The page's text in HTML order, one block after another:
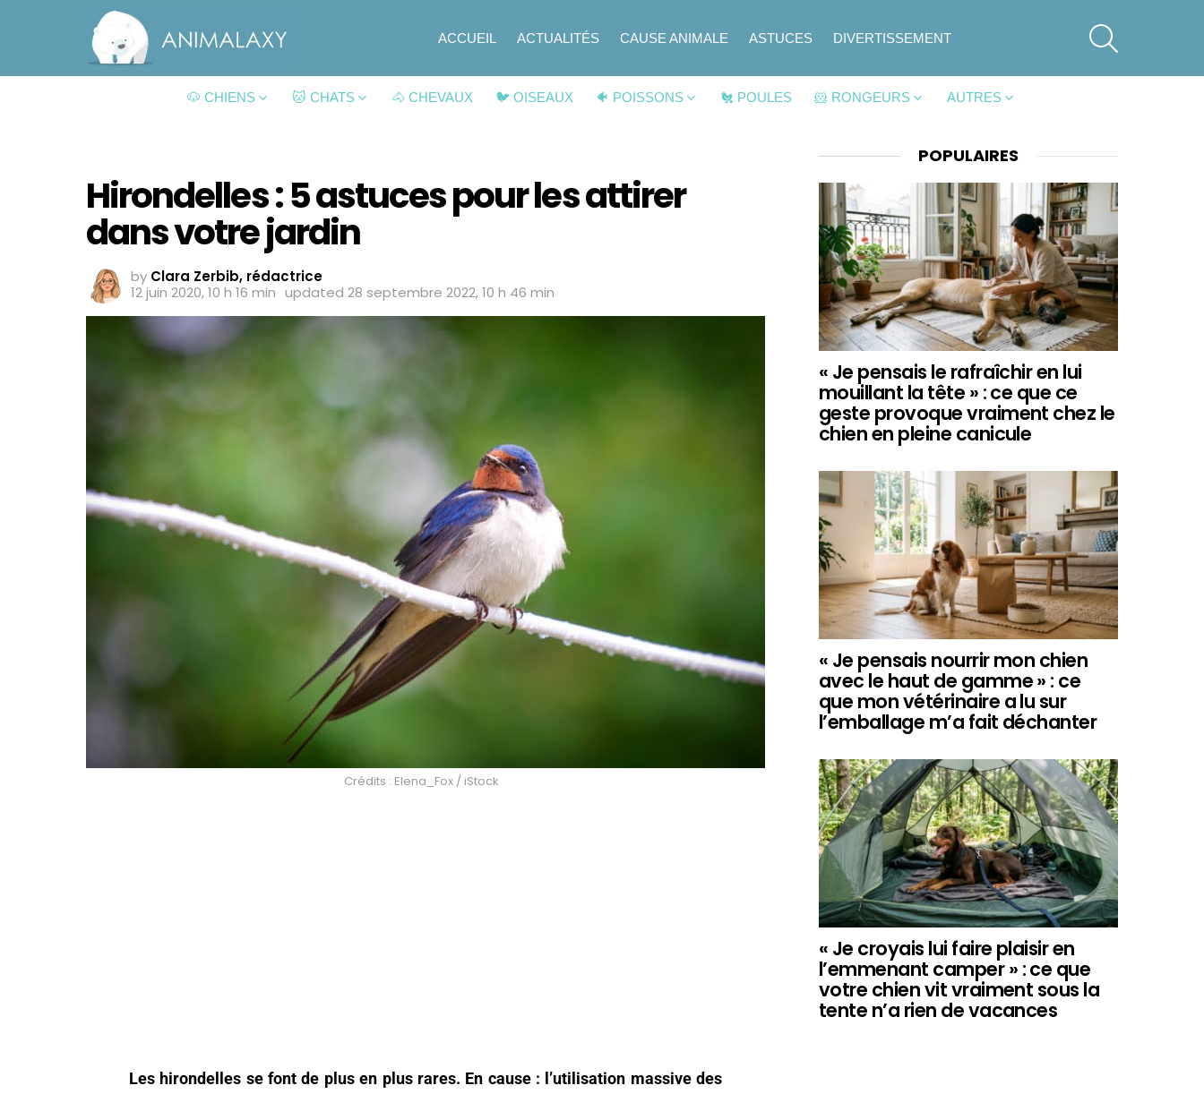
ACCUEIL ACTUALITÉS CAUSE ANIMALE ASTUCES DIVERTISSEMENT
🐶 CHIENS 🐱 CHATS 🐴 CHEVAUX 🐦 OISEAUX 🐠 POISSONS 🐔 POULES 🐹 RONGEURS AUTRES
Hirondelles : 5 astuces pour les attirer
dans votre jardin
by Clara Zerbib, rédactrice
12 juin 2020, 10 h 16 min updated 28 septembre 2022, 10 h 46 min
Crédits : Elena_Fox / iStock
Les hirondelles se font de plus en plus rares. En cause : l’utilisation massive des
POPULAIRES
« Je pensais le rafraîchir en lui
mouillant la tête » : ce que ce
geste provoque vraiment chez le
chien en pleine canicule
« Je pensais nourrir mon chien
avec le haut de gamme » : ce
que mon vétérinaire a lu sur
l’emballage m’a fait déchanter
« Je croyais lui faire plaisir en
l’emmenant camper » : ce que
votre chien vit vraiment sous la
tente n’a rien de vacances